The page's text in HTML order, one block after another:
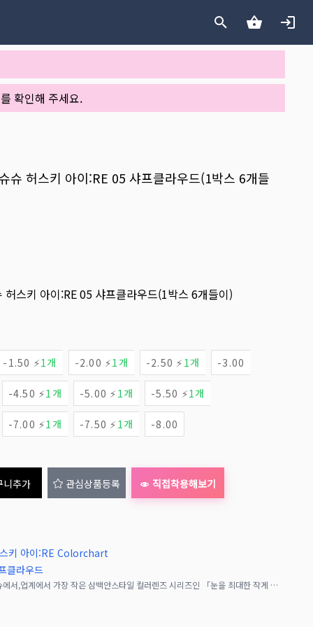
확인해 주세요.
슈 허스키 아이:RE 05 샤프클라우드(1박스 6개들
스키 아이:RE 05 샤프클라우드(1박스 6개들이)
-1.50 ⚡1개 -2.00 ⚡1개 -2.50 ⚡ 1개 -3.00
-4.50 ⚡1개 -5.00 ⚡ 1개 -5.50 ⚡1개
-7.00 ⚡1개 -7.50 ⚡ 1개 -8.00
니추가 관심상품등록 직접착용해보기
키 아이:RE Colorchart
클라우드
코스플레이어들에게 인기 있는 어시스트슈슈에서,업계에서 가장 작은 삼백안스타일 컬러렌즈 시리즈인 「눈을 최대한 작게 보이게 하는」데 특화된 제품《어시스트슈슈 하스키아이: Re 원데이